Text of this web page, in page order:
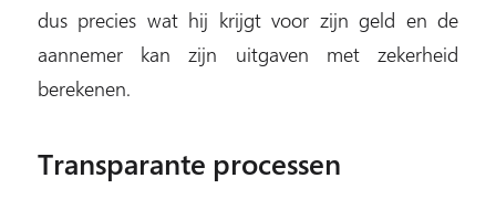
dus precies wat hij krijgt voor zijn geld en de
aannemer kan zijn uitgaven met zekerheid
berekenen.
Transparante processen